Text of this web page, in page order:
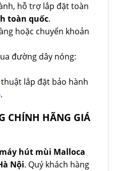
hỗ trợ lắp đặt toàn
toàn quốc.
hoặc chuyển khoản
đường dây nóng:
lắp đặt bảo hành
.
CHÍNH HÃNG GIÁ
máy hút mùi Malloca
Nội. Quý khách hàng